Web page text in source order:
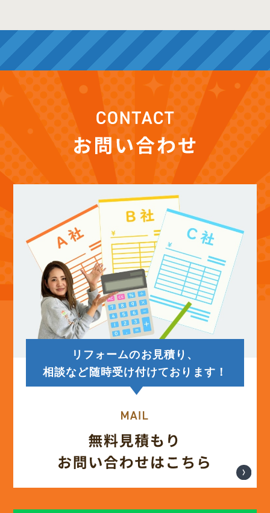
リフォームのお見積り、
相談など随時受け付けております！